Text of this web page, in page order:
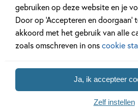
gebruiken op deze website en je
Door op ‘Accepteren en
akkoord met het gebruik van alle
zoals omschreven in onscookie
Ja, ik accepteer
Zelf instellen